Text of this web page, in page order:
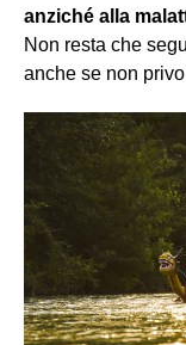
anziché alla
Non resta che
anche se non